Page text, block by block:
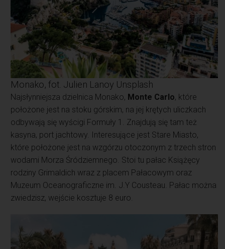
Monako, fot. Julien Lanoy Unsplash
Najsłynniejsza dzielnica Monako, Monte Carlo, które
położone jest na stoku górskim, na jej krętych uliczkach
odbywają się wyścigi Formuły 1. Znajdują się tam też
kasyna, port jachtowy. Interesujące jest Stare Miasto,
które położone jest na wzgórzu otoczonym z trzech stron
wodami Morza Śródziemnego. Stoi tu pałac Książęcy
rodziny Grimaldich wraz z placem Pałacowym oraz
Muzeum Oceanograficzne im. J.Y Cousteau. Pałac można
zwiedzisz, wejście kosztuje 8 euro.